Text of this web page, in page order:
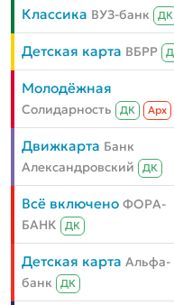
Классика ВУЗ-банк ДК
Детская карта ВБРР
Молодёжная
Солидарность ДК Aрх
Движкарта Банк
Александровский
ДК
Всё включено ФОРА-
БАНК
ДК
Детская карта Альфа-
банк
ДК